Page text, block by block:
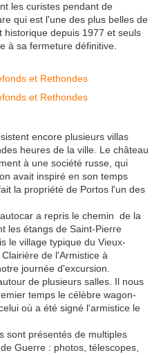
les curistes pendant de
qui est l'une des plus belles de
historique depuis 1977 et seuls
à sa fermeture définitive.
encore plusieurs villas
heures de la ville. Le château
à une société russe, qui
avait inspiré en son temps
la propriété de Portos l'un des
a repris le chemin de la
les étangs de Saint-Pierre
le village typique du Vieux-
de l'Armistice à
journée d'excursion.
de plusieurs salles. Il nous
temps le célèbre wagon-
où a été signé l'armistice le
présentés de multiples
Guerre : photos, télescopes,